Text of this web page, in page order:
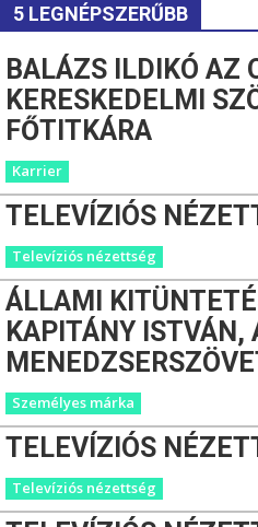
5 LEGNÉPSZERŰBB
BALÁZS ILDIKÓ AZ
KERESKEDELMI
FŐTITKÁRA
Karrier
TELEVÍZIÓS
Televíziós nézettség
ÁLLAMI
KAPITÁNY ISTVÁN,
Személyes márka
TELEVÍZIÓS
Televíziós nézettség